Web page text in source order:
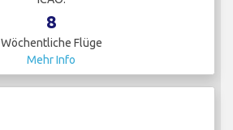
8
Wöchentliche Flüge
Mehr Info